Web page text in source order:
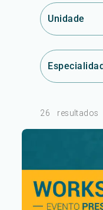
Unidade
26 resultados